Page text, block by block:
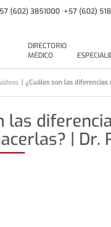
(602) 3851000 ·+57 (602)
DIRECTORIO
MÉDICO
¿Cuáles son las diferencias
las
| Dr.